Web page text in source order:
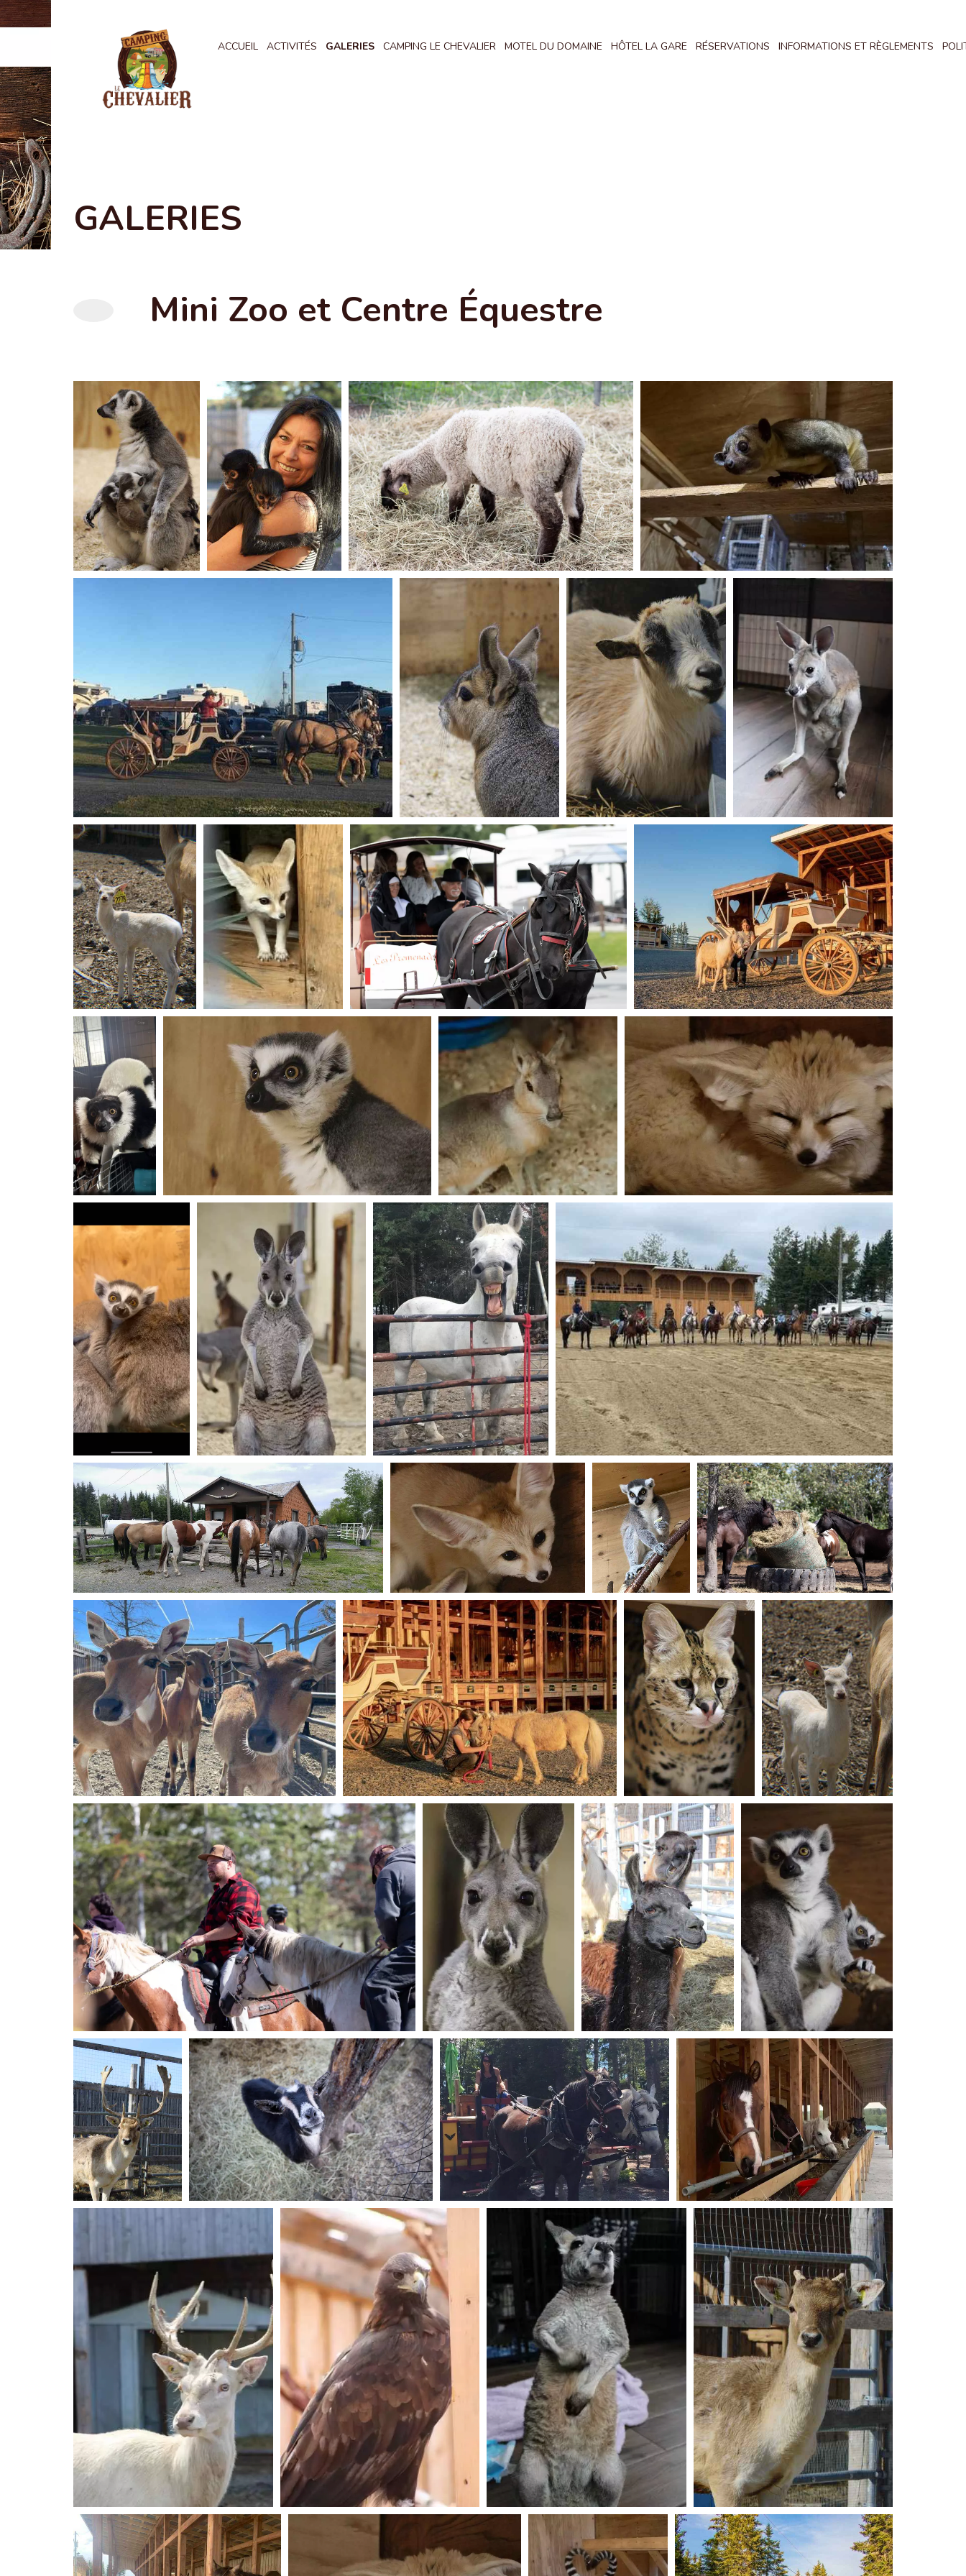
ACCUEIL ACTIVITÉS GALERIES CAMPING LE CHEVALIER MOTEL DU DOMAINE HÔTEL LA GARE RÉSERVATIONS INFORMATIONS ET RÈGLEMENTS
GALERIES
Mini Zoo et Centre Équestre